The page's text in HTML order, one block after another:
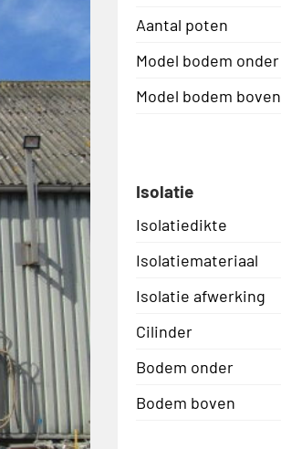
Aantal poten
Model bodem onder
Model bodem boven
Isolatie
Isolatiedikte
Isolatiemateriaal
Isolatie afwerking
Cilinder
Bodem onder
Bodem boven